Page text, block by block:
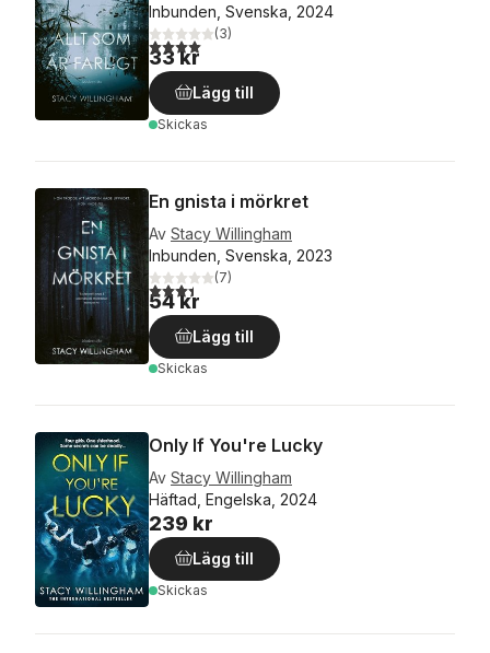
Inbunden, Svenska, 2024
4,0utav 5 stjärnor. Totalt antal röster:
(3)
33 kr
Lägg till
Skickas
En gnista i mörkret
Av Stacy Willingham
Inbunden, Svenska, 2023
3,4utav 5 stjärnor. Totalt antal röster:
(7)
54 kr
Lägg till
Skickas
Only If You're Lucky
Av Stacy Willingham
Häftad, Engelska, 2024
239 kr
Lägg till
Skickas